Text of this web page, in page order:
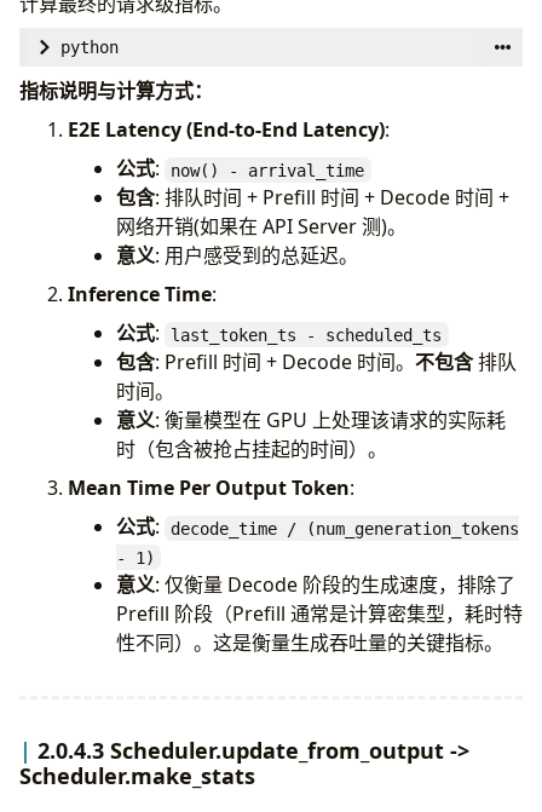
req_stats
if output
self. update_from_events
# 处理 Batch 级别的 "new tokens" 事件，用于
if
is_prefilling
# 如果是 Prefill，记录第一个 Token 生成
req_stats
else:
# 如果是 Decode，计算 Inter-Token
itl = engine_core_timestamp -
inter_token_latencies_iter
# 更新最后一次生成 Token 的时间戳
req_stats.last_token_ts =
python
def
update_from_finished_request
# 计算端到端延迟 (E2E Latency): 请求到达 ->
# 对应指标:
e2e_latency = self._time_since
# req_stats.queued_ts: 请求加入 Scheduler
# req_stats.scheduled_ts: 请求第一次被
queued_time
# Prefill Time (首字生成时间): 第一次调度 ->
# 注意：这包含了 Prefill 计算时间以及在此期
prefill_time
req_stats first_token_ts
# Decode Time (解码时间): 第一个 Token ->
# 注意：包含了 Decode 阶段的计算时间以及可能
decode_time
= req_stats .last_token_ts
# 对应指标:
inference_time
指标说明与计算方式：
E2E Latency (End-to-End Latency):
公式: now() - arrival_time
包含: 排队时间 + Prefill 时间 + Decode 时间 +
网络开销(如果在 API Server 测)。
意义: 用户感受到的总延迟。
Inference Time:
公式: last_token_ts - scheduled_ts
包含: Prefill 时间 + Decode 时间。 不包含排队
时间。
意义: 衡量模型在 GPU 上处理该请求的实际耗
时（包含被抢占挂起的时间）。
Mean Time Per Output Token:
公式:
decode_time / (num_generation_tokens
- 1)
意义: 仅衡量 Decode 阶段的生成速度，排除了
Prefill 阶段（Prefill 通常是计算密集型，耗时特
性不同）。这是衡量生成吞吐量的关键指标。
2.0.4.3 Scheduler.update_from_output ->
Scheduler.make_stats